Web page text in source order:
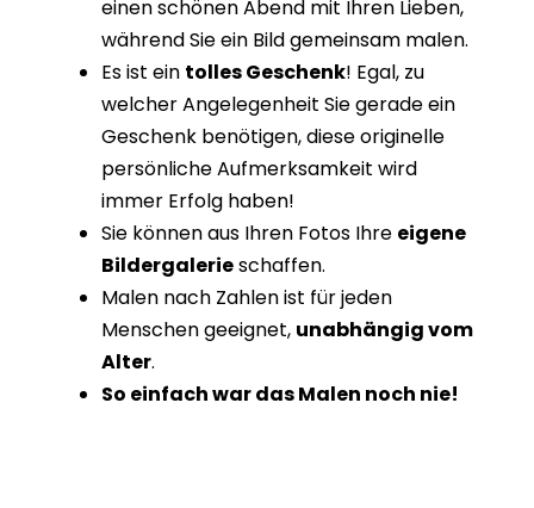
einen schönen Abend mit Ihren Lieben,
während Sie ein Bild gemeinsam malen.
Es ist ein tolles Geschenk! Egal, zu
welcher Angelegenheit Sie gerade ein
Geschenk benötigen, diese originelle
persönliche Aufmerksamkeit wird
immer Erfolg haben!
Sie können aus Ihren Fotos Ihre eigene
Bildergalerieschaffen.
Malen nach Zahlen ist für jeden
Menschen geeignet, unabhängig vom
Alter.
So einfach war das Malen noch nie!